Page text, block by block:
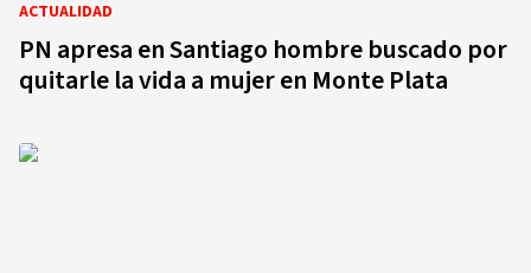
ACTUALIDAD
PN apresa en Santiago hombre buscado por
quitarle la vida a mujer en Monte Plata